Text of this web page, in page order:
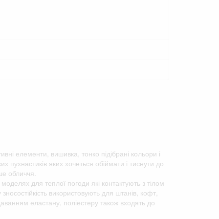
елементи, вишивка, тонко підібрані кольори і
яких хочеться обіймати і тиснути до
обличчя.
для теплої погоди які контактують з тілом
використовують для штанів, кофт,
еластану, поліестеру також входять до